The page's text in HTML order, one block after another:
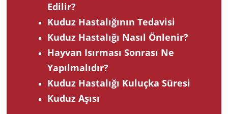
Edilir?
Kuduz Hastalığının Tedavisi
Kuduz Hastalığı Nasıl Önlenir?
Hayvan Isırması Sonrası Ne
Yapılmalıdır?
Kuduz Hastalığı Kuluçka Süresi
Kuduz Aşısı